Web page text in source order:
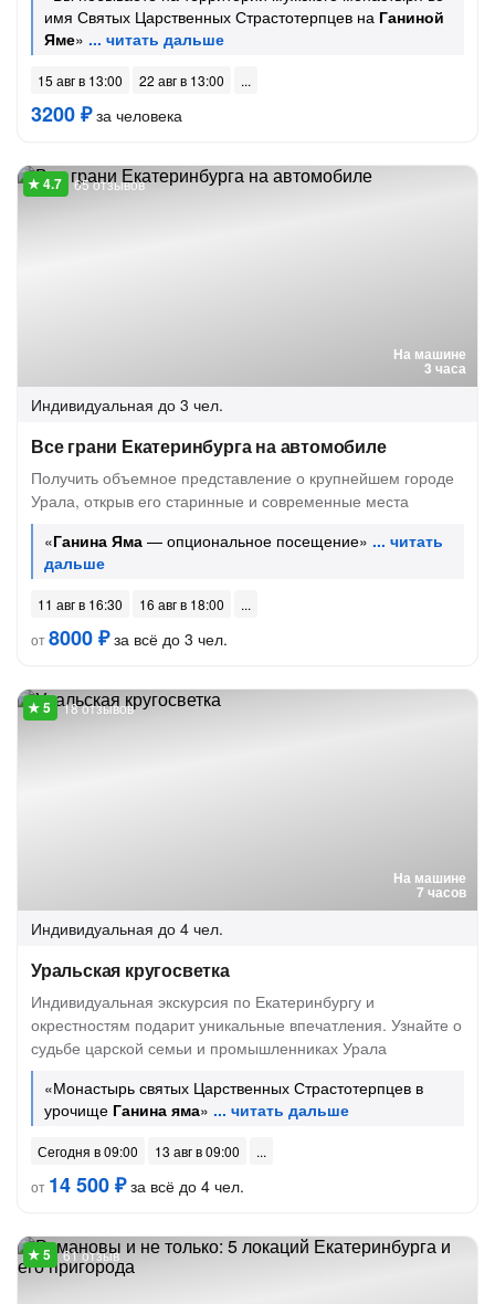
имя Святых Царственных Страстотерпцев на Ганиной
Яме»
15 авг в 13:00 22 авг в 13:00
3200 ₽за человека
На машине
3 часа
65 отзывов
Индивидуальная до 3 чел.
Все грани Екатеринбурга на автомобиле
Получить объемное представление о крупнейшем городе
Урала, открыв его старинные и современные места
«Ганина Яма — опциональное посещение»
11 авг в 16:30
16 авг в 18:00
от8000 ₽за всё до 3 чел.
На машине
7 часов
18 отзывов
Индивидуальная до 4 чел.
Уральская кругосветка
Индивидуальная экскурсия по Екатеринбургу и
окрестностям подарит уникальные впечатления. Узнайте о
судьбе царской семьи и промышленниках Урала
«Монастырь святых Царственных Страстотерпцев в
урочище Ганина яма»
Сегодня в 09:00
13 авг в 09:00
от 14 500 ₽за всё до 4 чел.
61 отзыв